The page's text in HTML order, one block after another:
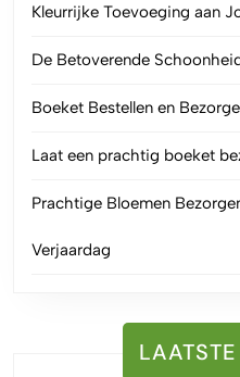
Kleurrijke Toevoeging aan
De Betoverende
Boeket Bestellen en
Laat een prachtig boeket
Prachtige Bloemen
Verjaardag